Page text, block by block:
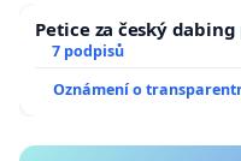
Petice za český
7 podpisů
Oznámení o